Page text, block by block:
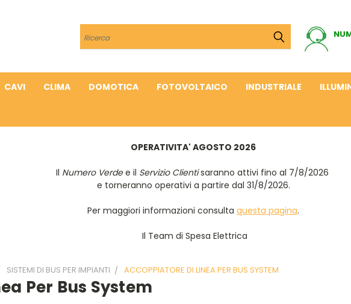
Cerca
CAVI CLIMA DOMOTICA FOTOVOLTAICO INDUSTRIALE
OPERATIVITA' AGOSTO 2026
Il Numero Verdee il Servizio Clientisaranno attivi fino al 7/8/2026
e torneranno operativi a partire dal 31/8/2026.
Per maggiori informazioni consulta questa pagina.
Il Team di Spesa Elettrica
SISTEMI DI BUS PER IMPIANTI ACCOPPIATORE DI LINEA PER BUS SYSTEM
Per Bus System